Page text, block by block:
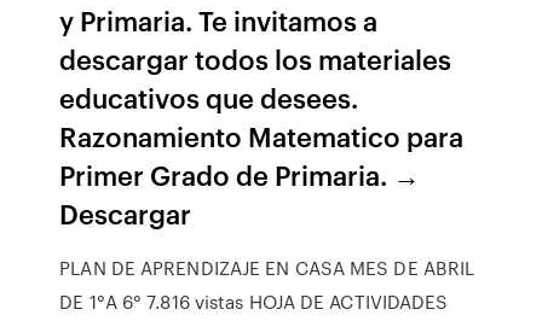
y Primaria. Te invitamos a
descargar todos los materiales
educativos que desees.
Razonamiento Matematico para
Primer Grado de Primaria. →
Descargar
PLAN DE APRENDIZAJE EN CASA MES DE ABRIL
DE 1°A 6° 7.816 vistas HOJA DE ACTIVIDADES